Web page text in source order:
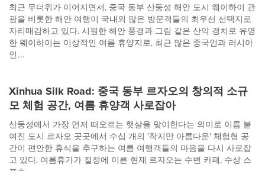
최근 무더위가 이어지면서, 중국 동부 산둥성 해안 도시 웨이하이 관
광을 비롯한 해안 여행이 국내외 많은 방문객들의 최우선 선택지로
자리매김하고 있다. 시원한 해안 풍경과 그림 같은 산악 경치로 유명
한 웨이하이는 이상적인 여름 휴양지로, 최근 많은 중국인과 러시아
인,...
Xinhua Silk Road: 중국 동부 르자오의 창의적 소규
모 체험 공간, 여름 휴양객 사로잡아
산둥성에서 가장 먼저 떠오르는 햇살을 맞이한다는 의미로 이름 붙
여진 도시 르자오 곳곳에서 수십 개의 '작지만 아름다운' 체험형 공
간이 편안한 휴식을 추구하는 여름 여행객들의 마음을 다시 사로잡
고 있다. 여름휴가가 절정에 이른 현재 르자오는 수변 카페, 수상 스